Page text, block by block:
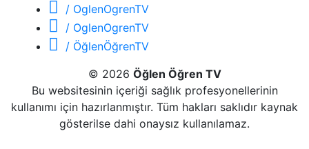
/ OglenOgrenTV
/ OglenOgrenTV
/ ÖğlenÖğrenTV
© 2026 Öğlen Öğren TV
Bu websitesinin içeriği sağlık profesyonellerinin
kullanımı için hazırlanmıştır. Tüm hakları saklıdır kaynak
gösterilse dahi onaysız kullanılamaz.